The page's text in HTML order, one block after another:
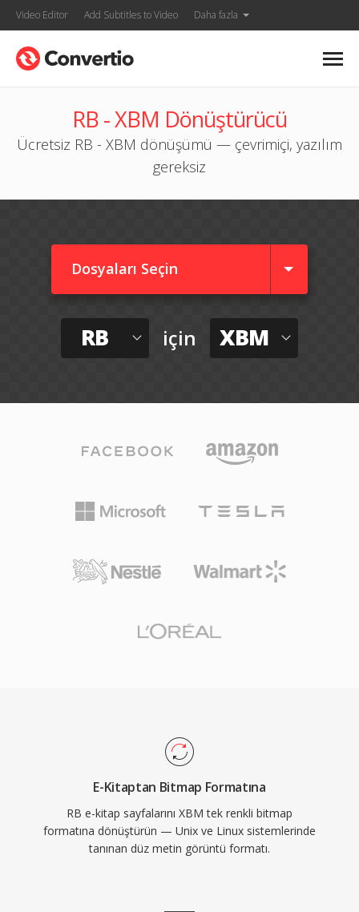
Video Editor Add Subtitles to Video Daha fazla
RB - XBM Dönüştürücü
Ücretsiz RB - XBM dönüşümü — çevrimiçi, yazılım
gereksiz
Dosyaları Seçin
RB için XBM
E-Kitaptan Bitmap Formatına
RB e-kitap sayfalarını XBM tek renkli bitmap
formatına dönüştürün — Unix ve Linux sistemlerinde
tanınan düz metin görüntü formatı.